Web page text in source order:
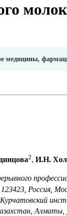
медицины,
2, И.Н.
Россия,
Алматы,